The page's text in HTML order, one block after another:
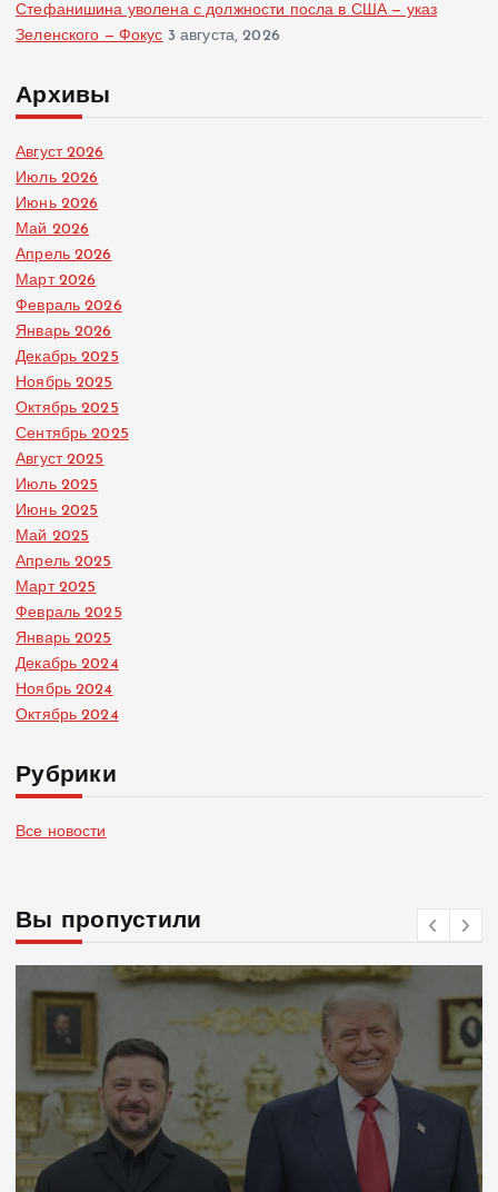
Стефанишина уволена с должности посла в США — указ
Зеленского — Фокус 3 августа, 2026
Архивы
Август 2026
Июль 2026
Июнь 2026
Май 2026
Апрель 2026
Март 2026
Февраль 2026
Январь 2026
Декабрь 2025
Ноябрь 2025
Октябрь 2025
Сентябрь 2025
Август 2025
Июль 2025
Июнь 2025
Май 2025
Апрель 2025
Март 2025
Февраль 2025
Январь 2025
Декабрь 2024
Ноябрь 2024
Октябрь 2024
Рубрики
Все новости
Вы пропустили